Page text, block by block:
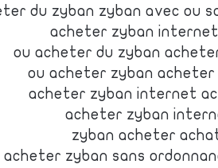
du zyban zyban avec ou
acheter zyban
ou acheter du zyban
ou acheter zyban acheter
acheter zyban internet
acheter zyban
zyban acheter
acheter zyban sans